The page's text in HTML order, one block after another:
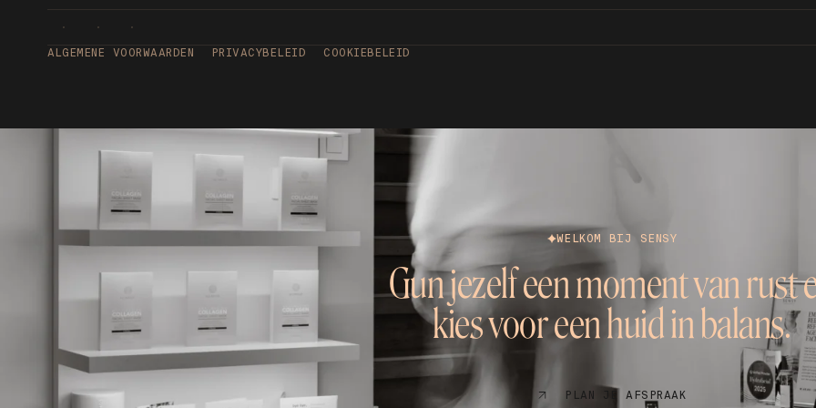
ALGEMENE VOORWAARDEN PRIVACYBELEID COOKIEBELEID
WELKOM BIJ SENSY
Gun jezelf een moment van rust
kies voor een huid in balans.
PLAN JE AFSPRAAK